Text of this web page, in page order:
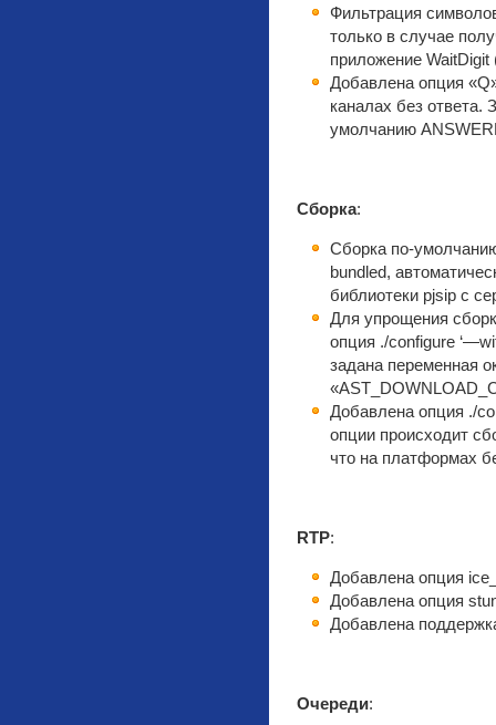
Фильтрация
только в случае
приложение WaitDigit
Добавлена опция
каналах без ответа.
умолчанию
Сборка:
Сборка по-
bundled,
библиотеки pjsip с
Для упрощения
опция ./configure
задана переменная
Добавлена опция ./
опции происходит
что на платформах
RTP:
Добавлена опция
Добавлена опция
Добавлена
Очереди: